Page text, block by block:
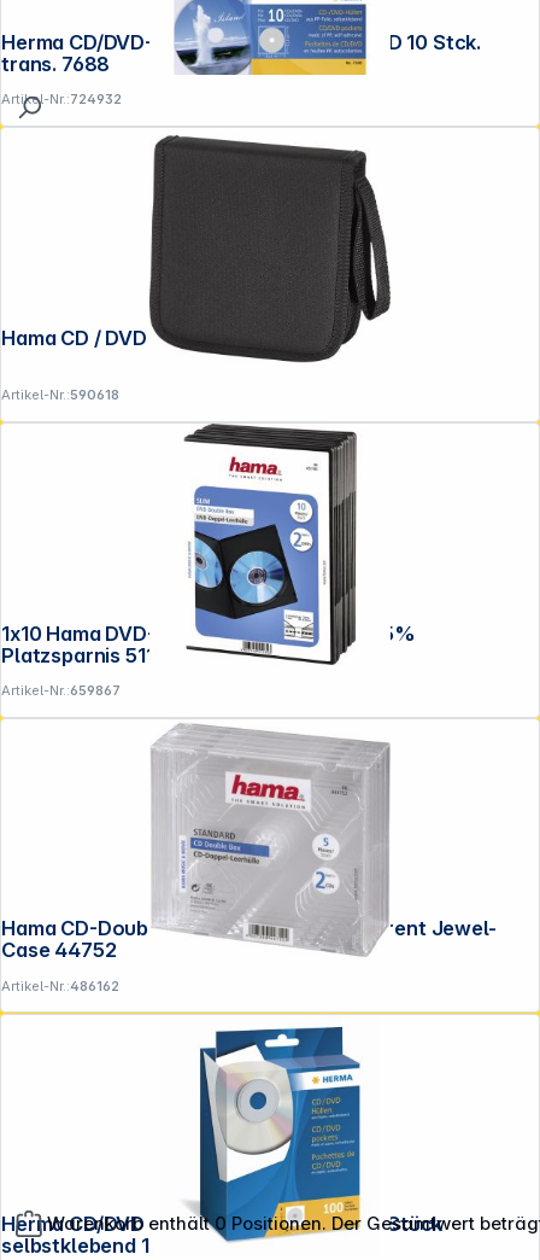
Warenkorb enthält 0 Positionen. Der Gesamtwert
Herma CD/DVD-Hüllen selbstkl. f.1 CD/DVD 10 Stck.
trans. 7688
Artikel-Nr.:724932
Hama CD / DVD Tasche 32 schwarz 11615
Artikel-Nr.:590618
1x10 Hama DVD-Doppel-Leerhülle Slim 75%
Platzsparnis 51184
Artikel-Nr.:659867
Hama CD-Double-Box 5er-Pack Transparent Jewel-
Case 44752
Artikel-Nr.:486162
Herma CD/DVD Hüllen weiß 124x124 100 Stück
selbstklebend 1140